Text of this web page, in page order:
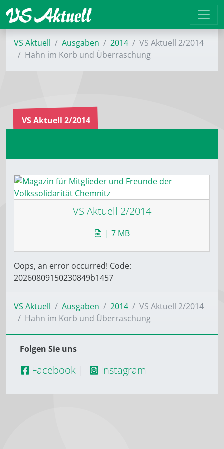
VS Aktuell Ausgaben 2014
VS Aktuell 2/2014
Hahn im Korb und Überraschung
VS Aktuell 2/2014
VS Aktuell 2/2014
| 7 MB
Oops, an error occurred! Code:
20260809150230849b1457
VS Aktuell Ausgaben 2014
VS Aktuell 2/2014
Hahn im Korb und Überraschung
Folgen Sie uns
Facebook | Instagram